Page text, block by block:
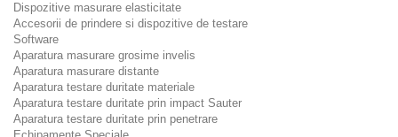
Dispozitive masurare elasticitate
Accesorii de prindere si dispozitive de testare
Software
Aparatura masurare grosime invelis
Aparatura masurare distante
Aparatura testare duritate materiale
Aparatura testare duritate prin impact Sauter
Aparatura testare duritate prin penetrare